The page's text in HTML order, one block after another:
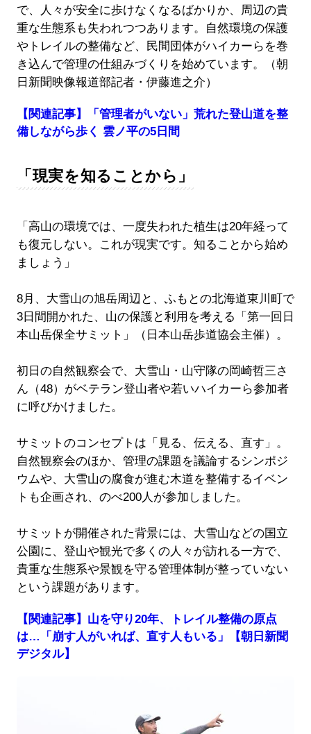
で、人々が安全に歩けなくなるばかりか、周辺の貴
重な生態系も失われつつあります。自然環境の保護
やトレイルの整備など、民間団体がハイカーらを巻
き込んで管理の仕組みづくりを始めています。（朝
日新聞映像報道部記者・伊藤進之介）
【関連記事】「管理者がいない」荒れた登山道を整
備しながら歩く 雲ノ平の5日間
「現実を知ることから」
「高山の環境では、一度失われた植生は20年経って
も復元しない。これが現実です。知ることから始め
ましょう」
8月、大雪山の旭岳周辺と、ふもとの北海道東川町で
3日間開かれた、山の保護と利用を考える「第一回日
本山岳保全サミット」（日本山岳歩道協会主催）。
初日の自然観察会で、大雪山・山守隊の岡崎哲三さ
ん（48）がベテラン登山者や若いハイカーら参加者
に呼びかけました。
サミットのコンセプトは「見る、伝える、直す」。
自然観察会のほか、管理の課題を議論するシンポジ
ウムや、大雪山の腐食が進む木道を整備するイベン
トも企画され、のべ200人が参加しました。
サミットが開催された背景には、大雪山などの国立
公園に、登山や観光で多くの人々が訪れる一方で、
貴重な生態系や景観を守る管理体制が整っていない
という課題があります。
【関連記事】山を守り20年、トレイル整備の原点
は…「崩す人がいれば、直す人もいる」【朝日新聞
デジタル】